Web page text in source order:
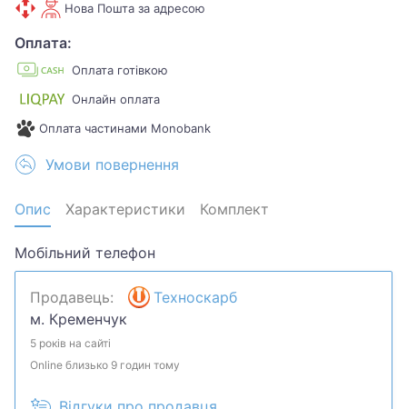
Нова Пошта за адресою
Оплата:
Оплата готівкою
Онлайн оплата
Оплата частинами Monobank
Умови повернення
Опис Характеристики Комплект
Мобільний телефон
Продавець:
Техноскарб
м. Кременчук
5 років на сайті
Online близько 9 годин тому